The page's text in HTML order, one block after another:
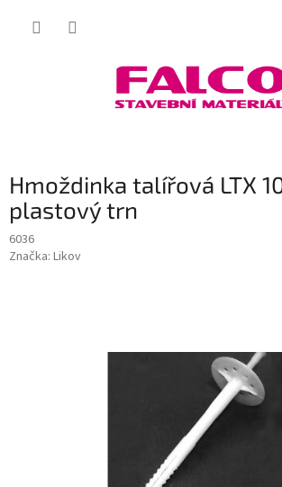
Hmoždinka talířová LTX
plastový trn
6036
Značka: Likov